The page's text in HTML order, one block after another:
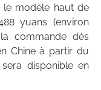
le modèle haut de
yuans (environ
commande dès
Chine à partir du
disponible en